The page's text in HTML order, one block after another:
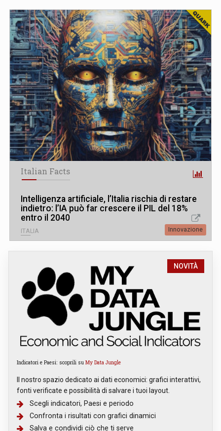
Italian Facts
Intelligenza artificiale, l’Italia rischia di restare
indietro: l’IA può far crescere il PIL del 18%
entro il 2040
ITALIA Innovazione
NOVITÀ
Indicatori e Paesi: scoprili su My Data Jungle
Il nostro spazio dedicato ai dati economici: grafici interattivi,
fonti verificate e possibilità di salvare i tuoi layout.
Scegli indicatori, Paesi e periodo
Confronta i risultati con grafici dinamici
Salva e condividi ciò che ti serve